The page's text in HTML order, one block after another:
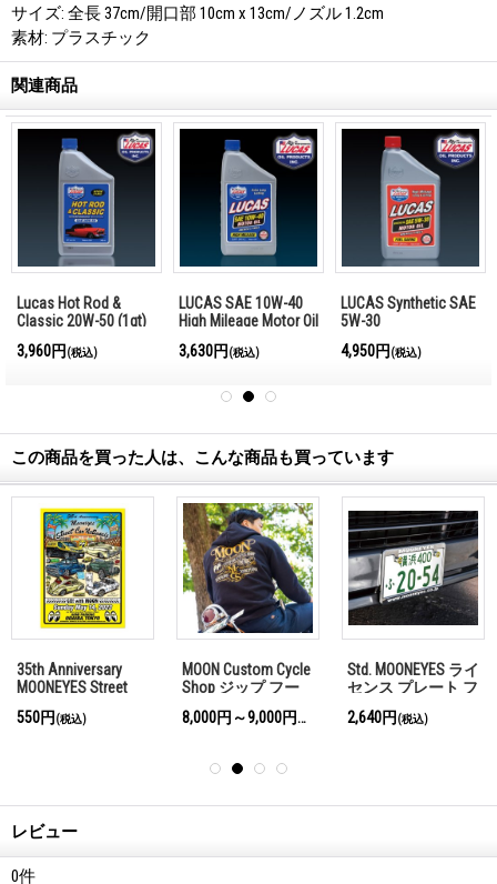
サイズ: 全長 37cm/開口部 10cm x 13cm/ノズル 1.2cm
素材: プラスチック
関連商品
Lucas Hot Rod &
Classic 20W-50 (1qt)
3,960円 (税込)
LUCAS SAE 10W-40
High Mileage Motor Oil
3,630円 (税込)
LUCAS Synthetic SAE
5W-30
4,950円 (税込)
この商品を買った人は、こんな商品も買っています
35th Anniversary
MOONEYES Street
2023 ポスター
550円 (税込)
MOON Custom Cycle
Shop ジップ フー
8,000円～9,000円
(税込)
Std. MOONEYES ライ
センス プレート フ
【MG058】
2,640円 (税込)
レビュー
0件